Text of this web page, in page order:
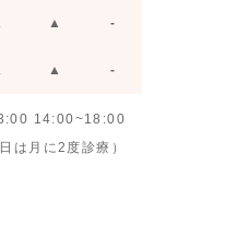
▲ -
▲ -
14:00~18:00
は月に2度診療）